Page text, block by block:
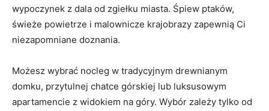
wypoczynek z dala od ‍zgiełku miasta. Śpiew ptaków,
świeże powietrze i malownicze krajobrazy zapewnią Ci⁢
niezapomniane​ doznania.
Możesz wybrać nocleg w tradycyjnym drewnianym⁤
domku, przytulnej chatce górskiej lub luksusowym
apartamencie‍ z widokiem na góry.​ Wybór zależy tylko od